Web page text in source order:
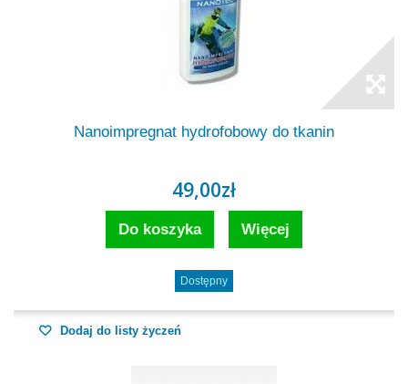
Nanoimpregnat hydrofobowy do tkanin
49,00zł
Do koszyka Więcej
Dostępny
Dodaj do listy życzeń